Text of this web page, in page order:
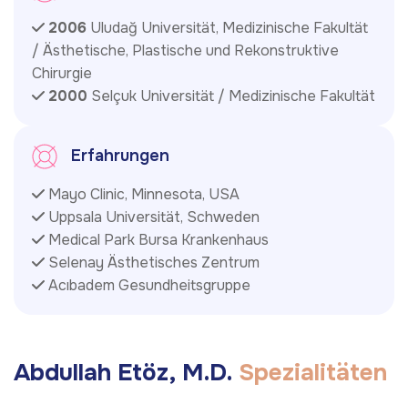
2006 Uludağ Universität, Medizinische Fakultät
/ Ästhetische, Plastische und Rekonstruktive
Chirurgie
2000 Selçuk Universität / Medizinische Fakultät
Erfahrungen
Mayo Clinic, Minnesota, USA
Uppsala Universität, Schweden
Medical Park Bursa Krankenhaus
Selenay Ästhetisches Zentrum
Acıbadem Gesundheitsgruppe
Abdullah Etöz, M.D. Spezialitäten